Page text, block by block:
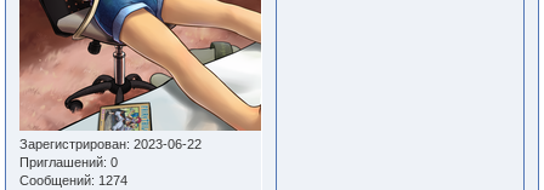
Зарегистрирован: 2023-06-22
Приглашений: 0
Сообщений: 1274